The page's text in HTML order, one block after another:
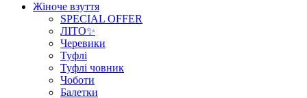
Жіноче взуття
SPECIAL OFFER
ЛІТО✨
Черевики
Туфлі
Туфлі човник
Чоботи
Балетки